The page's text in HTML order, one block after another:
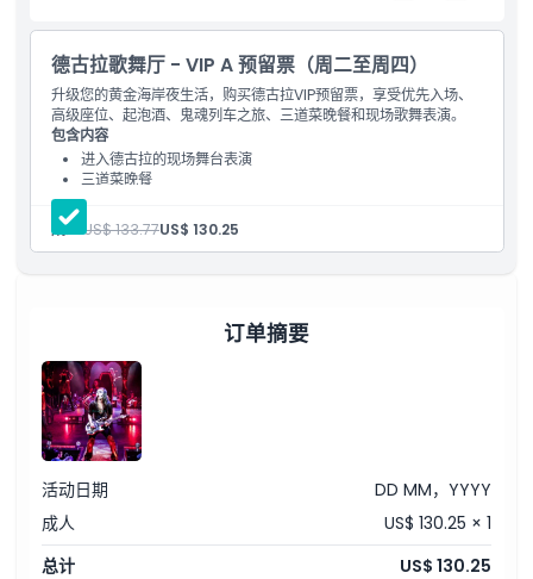
儿童成人政策
排除项
营业时间
如何到达那里
如何兑换
取消政策
德古拉歌舞厅 - VIP A 预留票（周二至周四）
升级您的黄金海岸夜生活，购买德古拉VIP预留票，享受优先入场、
高级座位、起泡酒、鬼魂列车之旅、三道菜晚餐和现场歌舞表演。
包含内容
进入德古拉的现场舞台表演
三道菜晚餐
抵达时免费欢迎饮品（仅限VIP A）
成人: US$ 133.77US$ 130.25
订单摘要
活动日期
DD MM，YYYY
成人
US$ 130.25 × 1
总计
US$ 130.25